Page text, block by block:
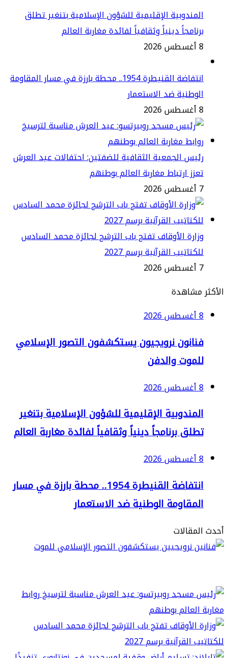
الإقليمية للشؤون الإسلامية بتنغير تطلق
دينياً وثقافياً لفائدة مغاربة العالم
انتفاضة القنيطرة 1954.. محطة بارزة في مسار المقاومة
ضد الاستعمار
الجمعية الثقافية للضفتين: احتفالات عيد العرش
ارتباط مغاربة العالم بوطنهم
الأوقاف تفتح باب الترشح لجائزة محمد السادس
القرآنية برسم 2027
نرويجيون يستكشفون التصور الإسلامي
والدفن
الإقليمية للشؤون الإسلامية بتنغير
برنامجاً دينياً وثقافياً لفائدة مغاربة العالم
انتفاضة القنيطرة 1954.. محطة بارزة في مسار
الوطنية ضد الاستعمار